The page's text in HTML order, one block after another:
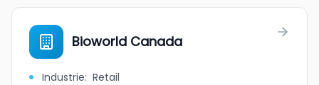
Bioworld Canada
Industrie: Retail